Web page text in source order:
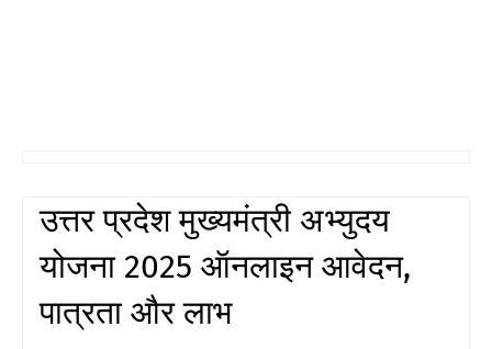
उत्तर प्रदेश मुख्यमंत्री अभ्युदय
योजना 2025 ऑनलाइन आवेदन,
पात्रता और लाभ